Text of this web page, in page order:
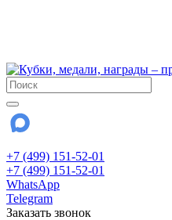
+7 (499) 151-52-01
+7 (499) 151-52-01
WhatsApp
Telegram
Заказать звонок